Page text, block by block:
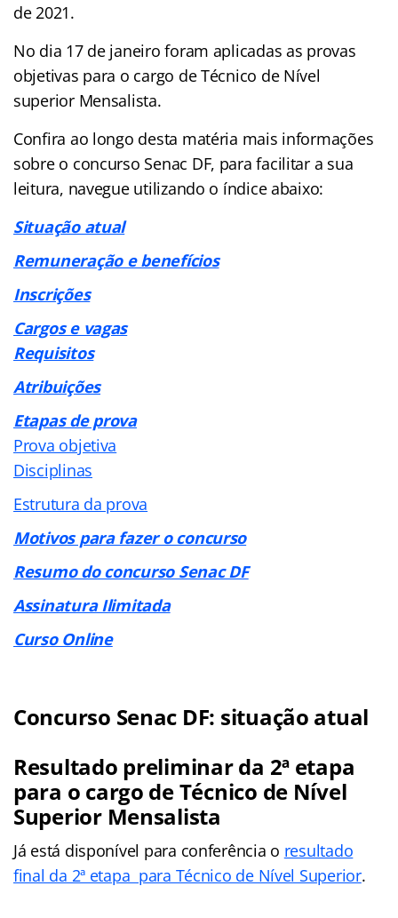
de 2021.
No dia 17 de janeiro foram aplicadas as provas
objetivas para o cargo de Técnico de Nível
superior Mensalista.
Confira ao longo desta matéria mais informações
sobre o concurso Senac DF, para facilitar a sua
leitura, navegue utilizando o índice abaixo:
Situação atual
Remuneração e benefícios
Inscrições
Cargos e vagas
Requisitos
Atribuições
Etapas de prova
Prova objetiva
Disciplinas
Estrutura da prova
Motivos para fazer o concurso
Resumo do concurso Senac DF
Assinatura Ilimitada
Curso Online
Concurso Senac DF: situação atual
Resultado preliminar da 2ª etapa
para o cargo de Técnico de Nível
Superior Mensalista
Já está disponível para conferência o resultado
final da 2ª etapa para Técnico de Nível Superior.